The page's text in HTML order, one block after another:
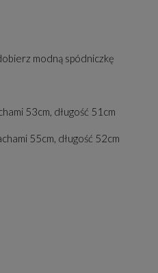
modną spódniczkę
53cm, długość 51cm
55cm, długość 52cm